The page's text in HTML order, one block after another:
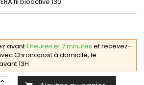
avant1 heures et 7 minutes et recevez-
Chronopost à domicile, le
13H